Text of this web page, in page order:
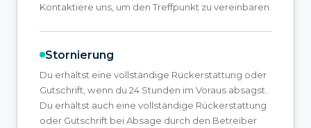
Kontaktiere uns, um den Treffpunkt zu vereinbaren.
Stornierung
Du erhältst eine vollständige Rückerstattung oder
Gutschrift, wenn du 24 Stunden im Voraus absagst.
Du erhältst auch eine vollständige Rückerstattung
oder Gutschrift bei Absage durch den Betreiber